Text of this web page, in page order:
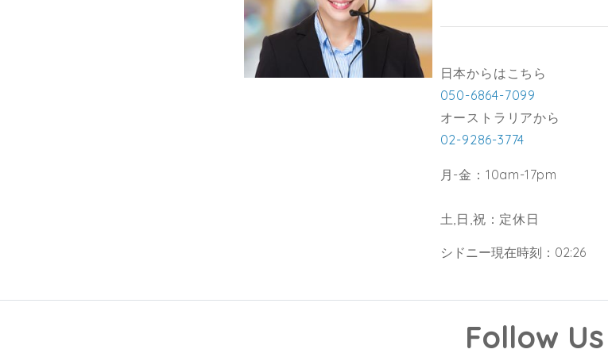
日本からはこちら
050-6864-7099
オーストラリアから
02-9286-3774
月-金：10am-17pm
土,日,祝：定休日
シドニー現在時刻：02:26
Follow Us